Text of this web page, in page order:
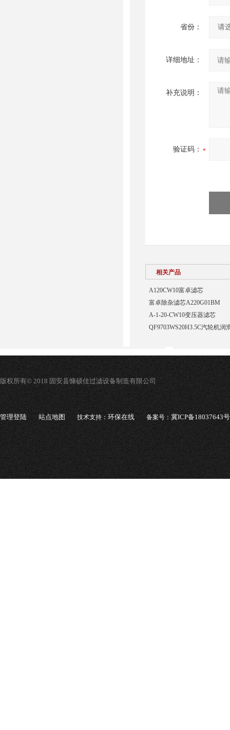
省份：
详细地址：
补充说明：
验证码：
相关产品
A120CW10富卓滤芯
富卓除杂滤芯A220G01BM
A-1-20-CW10变压器滤芯
QF9703WS20H3.5C汽轮机润
版权所有© 2018 固安县慷硕佳过滤设备制造有限公司
管理登陆 站点地图 技术支持：环保在线 备案号：冀ICP备18037643